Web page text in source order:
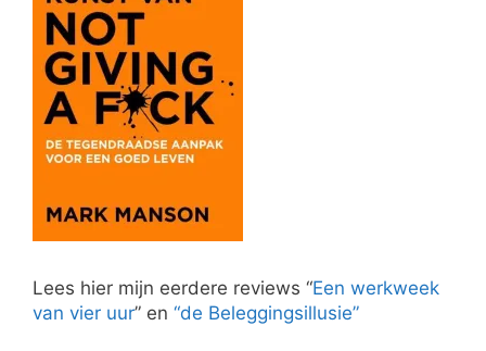
Lees hier mijn eerdere reviews “Een werkweek
van vier uur” en “de Beleggingsillusie”